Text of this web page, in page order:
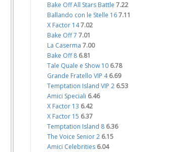
Bake Off All Stars Battle 7.22
Ballando con le Stelle 16 7.11
X Factor 147.02
Bake Off 7 7.01
La Caserma 7.00
Bake Off 8 6.81
Tale Quale e Show 10 6.78
Grande Fratello VIP 4 6.69
Temptation Island VIP 2 6.53
Amici Speciali 6.46
X Factor 13 6.42
X Factor 15 6.37
Temptation Island 8 6.36
The Voice Senior 2 6.15
Amici Celebrities 6.04